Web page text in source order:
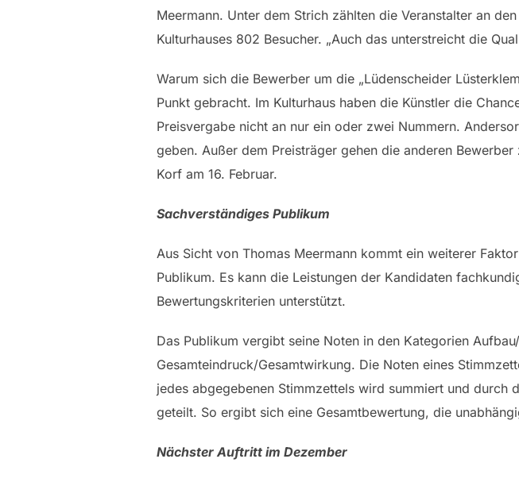
Meermann. Unter dem Strich zählten die Veranstalter an
Kulturhauses 802 Besucher. „Auch das unterstreicht die
Warum sich die Bewerber um die „Lüdenscheider
Punkt gebracht. Im Kulturhaus haben die Künstler die
Preisvergabe nicht an nur ein oder zwei Nummern.
geben. Außer dem Preisträger gehen die anderen
Korf am 16. Februar.
Sachverständiges Publikum
Aus Sicht von Thomas Meermann kommt ein weiterer
Publikum. Es kann die Leistungen der Kandidaten
Bewertungskriterien unterstützt.
Das Publikum vergibt seine Noten in den Kategorien
Gesamteindruck/Gesamtwirkung. Die Noten eines
jedes abgegebenen Stimmzettels wird summiert und
geteilt. So ergibt sich eine Gesamtbewertung, die
Nächster Auftritt im Dezember